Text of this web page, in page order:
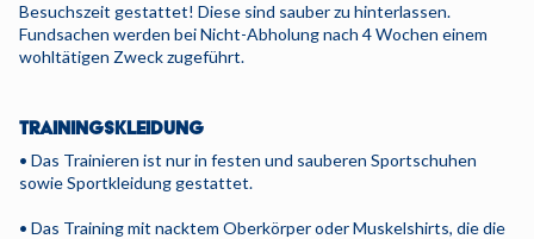
Besuchszeit gestattet! Diese sind sauber zu hinterlassen.
Fundsachen werden bei Nicht-Abholung nach 4 Wochen einem
wohltätigen Zweck zugeführt.
TRAININGSKLEIDUNG
• Das Trainieren ist nur in festen und sauberen Sportschuhen
sowie Sportkleidung gestattet.
• Das Training mit nacktem Oberkörper oder Muskelshirts, die die